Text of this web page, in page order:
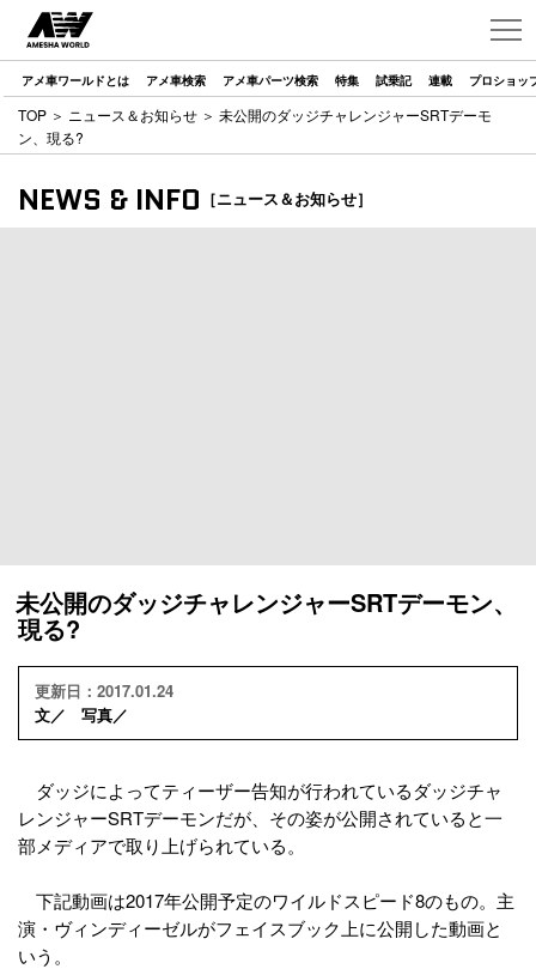
アメ車ワールドとは アメ車検索 アメ車パーツ検索 特集 試乗記 連載 プロショッ
TOP ＞ ニュース＆お知らせ ＞ 未公開のダッジチャレンジャーSRTデーモ
ン、現る?
NEWS & INFO ［ニュース＆お知らせ］
未公開のダッジチャレンジャーSRTデーモン、
現る?
更新日：2017.01.24
文／ 写真／
ダッジによってティーザー告知が行われているダッジチャ
レンジャーSRTデーモンだが、その姿が公開されていると一
部メディアで取り上げられている。
下記動画は2017年公開予定のワイルドスピード8のもの。主
演・ヴィンディーゼルがフェイスブック上に公開した動画と
いう。